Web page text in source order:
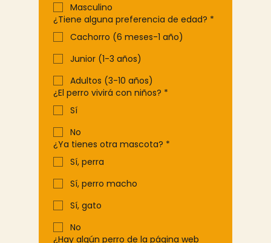
Masculino
¿Tiene alguna preferencia de edad? *
Cachorro (6 meses-1 año)
Junior (1-3 años)
Adultos (3-10 años)
¿El perro vivirá con niños? *
Sí
No
¿Ya tienes otra mascota? *
Sí, perra
Sí, perro macho
Sí, gato
No
¿Hay algún perro de la página web